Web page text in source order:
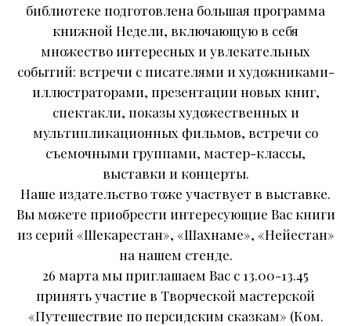
библиотеке подготовлена большая программа
книжной Недели, включающую в себя
множество интересных и увлекательных
событий: встречи с писателями и художниками-
иллюстраторами, презентации новых книг,
спектакли, показы художественных и
мультипликационных фильмов, встречи со
съемочными группами, мастер-классы,
выставки и концерты.
Наше издательство тоже участвует в выставке.
Вы можете приобрести интересующие Вас книги
из серий «Шекарестан», «Шахнаме», «Нейестан»
на нашем стенде.
26 марта мы приглашаем Вас с 13.00-13.45
принять участие в Творческой мастерской
«Путешествие по персидским сказкам» (Ком.